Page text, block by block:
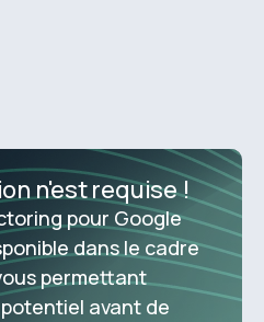
n'est requise !
pour Google
dans le cadre
permettant
avant de